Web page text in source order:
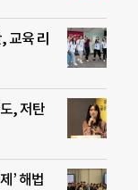
교육 리
, 저탄
’ 해법